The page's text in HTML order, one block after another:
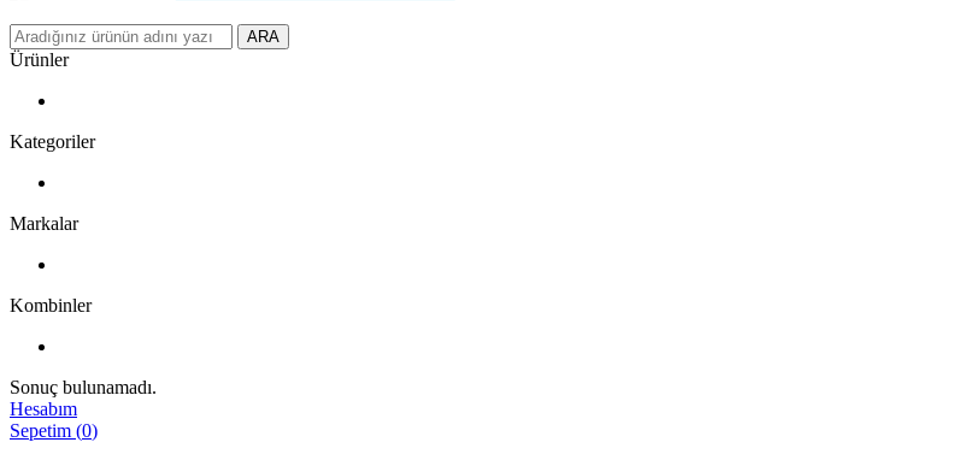
ARA
Ürünler
Kategoriler
Markalar
Kombinler
Sonuç bulunamadı.
Hesabım
Sepetim (0)